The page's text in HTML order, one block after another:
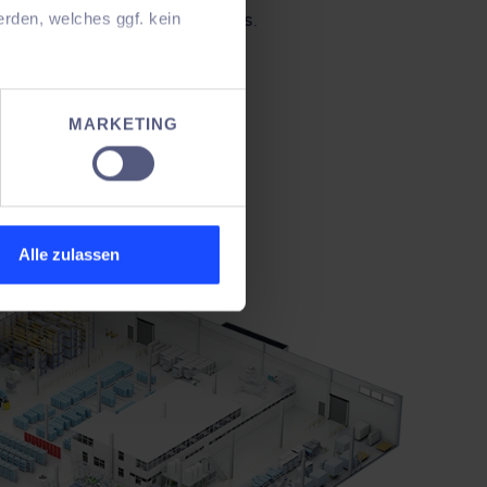
welches ggf. kein
gehts weiter.
MARKETING
Alle zulassen
throughquick iterations.